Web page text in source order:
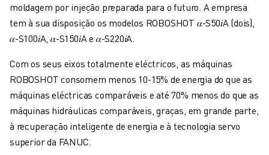
moldagem por injeção preparada para o futuro. A empresa
tem à sua disposição os modelos ROBOSHOT 𝛼-S50𝑖A (dois),
𝛼-S100𝑖A, 𝛼-S150𝑖A e 𝛼-S220𝑖A.
Com os seus eixos totalmente eléctricos, as máquinas
ROBOSHOT consomem menos 10-15% de energia do que as
máquinas eléctricas comparáveis e até 70% menos do que as
máquinas hidráulicas comparáveis, graças, em grande parte,
à recuperação inteligente de energia e à tecnologia servo
superior da FANUC.